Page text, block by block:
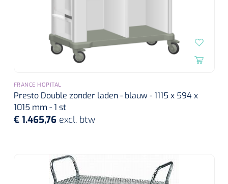
FRANCE HOPITAL
Presto Double zonder laden - blauw - 1115 x 594 x
1015 mm - 1 st
€ 1.465,76 excl. btw